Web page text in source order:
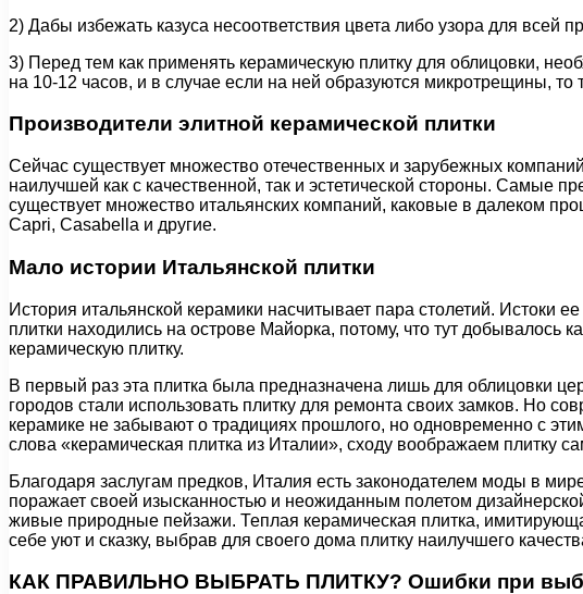
2) Дабы избежать казуса несоответствия цвета либо узора для всей
3) Перед тем как применять керамическую плитку для облицовки,
на 10-12 часов, и в случае если на ней образуются микротрещины, то
Производители элитной керамической плитки
Сейчас существует множество отечественных и зарубежных
наилучшей как с качественной, так и эстетической стороны. Самые
существует множество итальянских компаний, каковые в далеком
Capri, Casabella и другие.
Мало истории Итальянской плитки
История итальянской керамики насчитывает пара столетий. Истоки
плитки находились на острове Майорка, потому, что тут
керамическую плитку.
В первый раз эта плитка была предназначена лишь для облицовки
городов стали использовать плитку для ремонта своих замков. Но
керамике не забывают о традициях прошлого, но одновременно с
слова «керамическая плитка из Италии», сходу воображаем плитку
Благодаря заслугам предков, Италия есть законодателем моды в
поражает своей изысканностью и неожиданным полетом
живые природные пейзажи. Теплая керамическая плитка,
себе уют и сказку, выбрав для своего дома плитку наилучшего
КАК ПРАВИЛЬНО ВЫБРАТЬ ПЛИТКУ? Ошибки при